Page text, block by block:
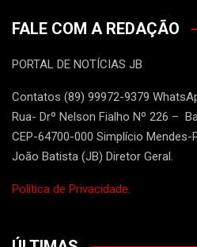
FALE COM A REDAÇÃO
PORTAL DE NOTÍCIAS JB
Contatos (89) 99972-9379
Rua- Drº Nelson Fialho Nº 226 –
CEP-64700-000 Simplício Mendes-
João Batista (JB) Diretor Geral.
Política de Privacidade.